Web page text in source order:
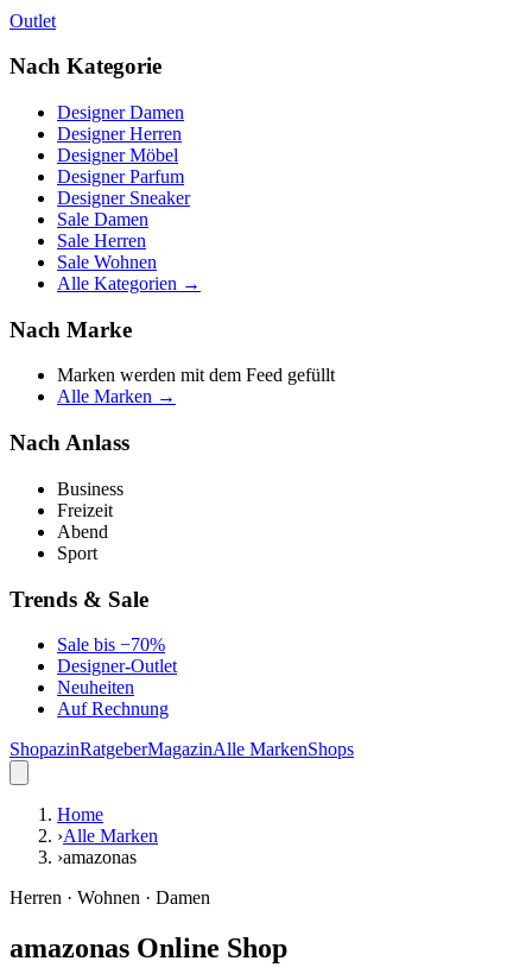
Outlet
Nach Kategorie
Designer Damen
Designer Herren
Designer Möbel
Designer Parfum
Designer Sneaker
Sale Damen
Sale Herren
Sale Wohnen
Alle Kategorien →
Nach Marke
Marken werden mit dem Feed gefüllt
Alle Marken →
Nach Anlass
Business
Freizeit
Abend
Sport
Trends & Sale
Sale bis −70%
Designer-Outlet
Neuheiten
Auf Rechnung
ShopazinRatgeberMagazinAlle MarkenShops
Home
›Alle Marken
›amazonas
Herren · Wohnen · Damen
amazonas Online Shop